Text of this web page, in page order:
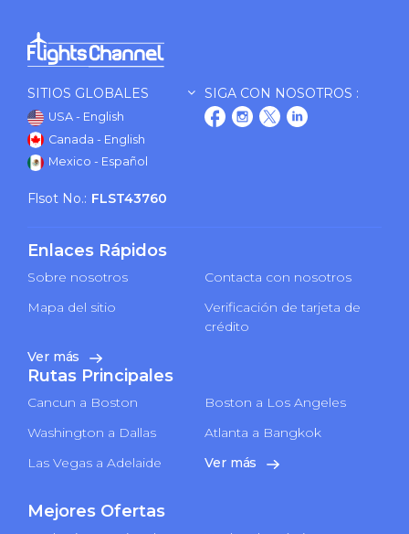
SITIOS GLOBALES
USA - English
Canada - English
Mexico - Español
SIGA CON NOSOTROS :
Flsot No.: FLST43760
Enlaces Rápidos
Sobre nosotros
Contacta con nosotros
Mapa del sitio
Verificación de tarjeta de
crédito
Ver más
Rutas Principales
Cancun a Boston
Boston a Los Angeles
Washington a Dallas
Atlanta a Bangkok
Las Vegas a Adelaide
Ver más
Mejores Ofertas